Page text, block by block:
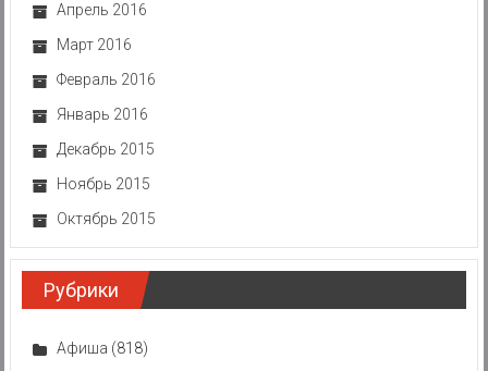
Апрель 2016
Март 2016
Февраль 2016
Январь 2016
Декабрь 2015
Ноябрь 2015
Октябрь 2015
Рубрики
Афиша (818)